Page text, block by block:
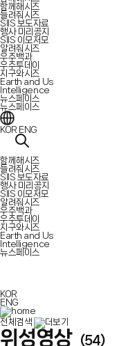
함께해시즈
들려줘시즈
SIIS 보도자료
행사 미리공지
SIIS 이모저모
알려줘시즈
우주백과
우주투데이
지구와시즈
Earth and Us
Intelligence
뉴스페이스
뉴스페이스
KOR ENG
함께해시즈
들려줘시즈
SIIS 보도자료
행사 미리공지
SIIS 이모저모
알려줘시즈
우주백과
우주투데이
지구와시즈
Earth and Us
Intelligence
뉴스페이스
KOR
ENG
전체검색
위성영상 (54)